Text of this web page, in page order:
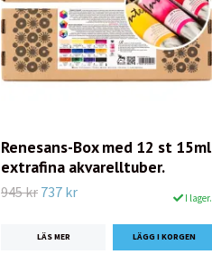
Renesans-Box med 12 st 15ml
extrafina akvarelltuber.
945 kr 737 kr I lager.
LÄS MER